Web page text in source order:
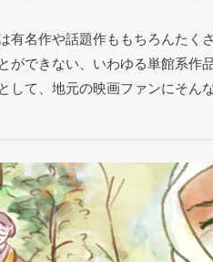
有名作や話題作ももちろんたく
ができない、いわゆる単館系作
して、地元の映画ファンにそん